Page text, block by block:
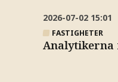
2026-07-02 15:01
FASTIGHETER
Analytikerna